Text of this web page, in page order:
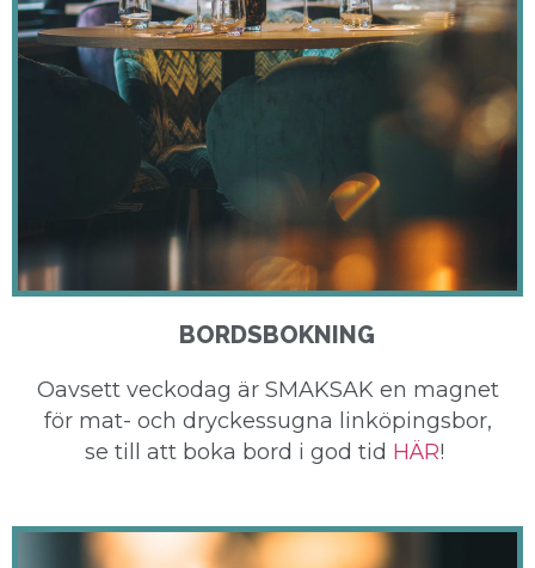
BORDSBOKNING
Oavsett veckodag är SMAKSAK en magnet
för mat- och dryckessugna linköpingsbor,
se till att boka bord i god tid HÄR!